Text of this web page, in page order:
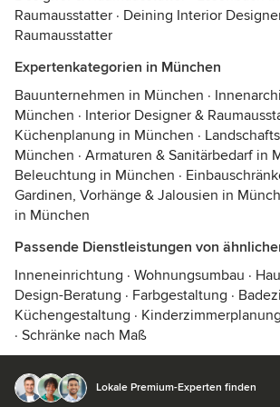
Raumausstatter · Deining Interior
Raumausstatter
Expertenkategorien in München
Bauunternehmen in München ·
München · Interior Designer &
Küchenplanung in München ·
München · Armaturen & Sanitärbedarf in
Beleuchtung in München ·
Gardinen, Vorhänge & Jalousien in
in München
Passende Dienstleistungen von
Inneneinrichtung · Wohnungsumbau ·
Design-Beratung · Farbgestaltung ·
Küchengestaltung · Kinderzimmerplanung
· Schränke nach Maß
Lokale Premium-Experten finden
© 2026 Houzz Inc.